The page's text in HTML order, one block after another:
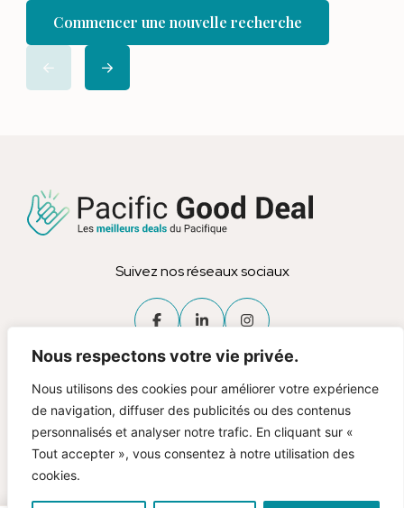
Nous respectons votre vie privée.
Nous utilisons des cookies pour améliorer votre expérience
de navigation, diffuser des publicités ou des contenus
personnalisés et analyser notre trafic. En cliquant sur «
Tout accepter », vous consentez à notre utilisation des
cookies.
Commencer une nouvelle recherche
Suivez nos réseaux sociaux